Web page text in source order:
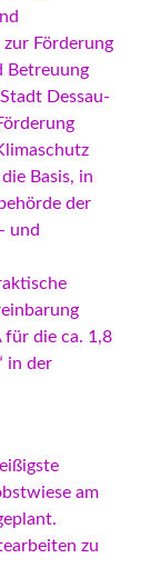
zur Förderung
Betreuung
Dessau-
Basis, in
der
und
für die ca. 1,8
in der
am
zu